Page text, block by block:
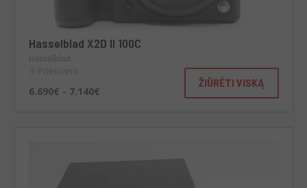
Hasselblad X2D II 100C
6.690€ - 7.140€
ŽIŪRĖTI VISKĄ